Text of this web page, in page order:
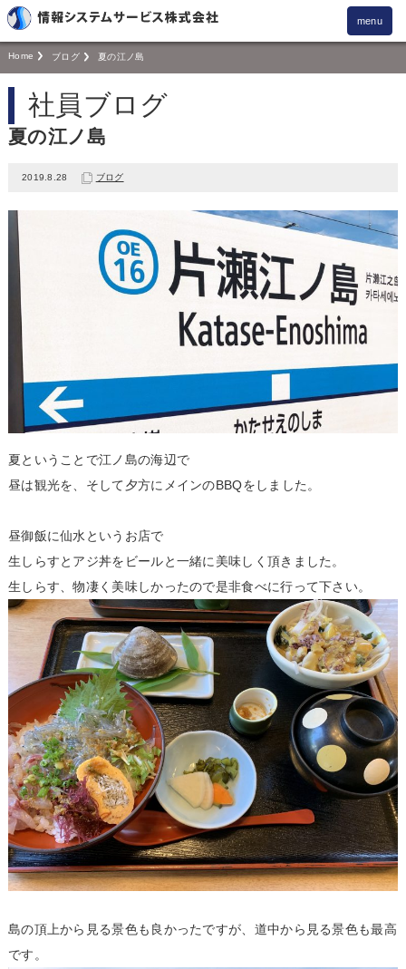
menu
Home ブログ 夏の江ノ島
社員ブログ
夏の江ノ島
2019.8.28 ブログ
夏ということで江ノ島の海辺で
昼は観光を、そして夕方にメインのBBQをしました。
昼御飯に仙水というお店で
生しらすとアジ丼をビールと一緒に美味しく頂きました。
生しらす、物凄く美味しかったので是非食べに行って下さい。
島の頂上から見る景色も良かったですが、道中から見る景色も最高
です。